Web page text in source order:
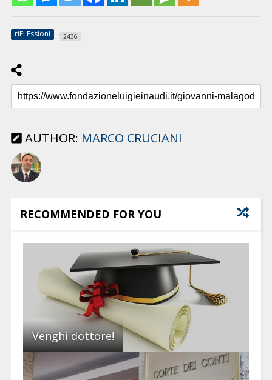
riFLEssioni 2436
AUTHOR: MARCO CRUCIANI
RECOMMENDED FOR YOU
Venghi dottore!